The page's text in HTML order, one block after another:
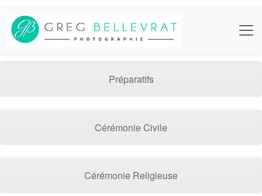
Préparatifs
Cérémonie Civile
Cérémonie Religieuse